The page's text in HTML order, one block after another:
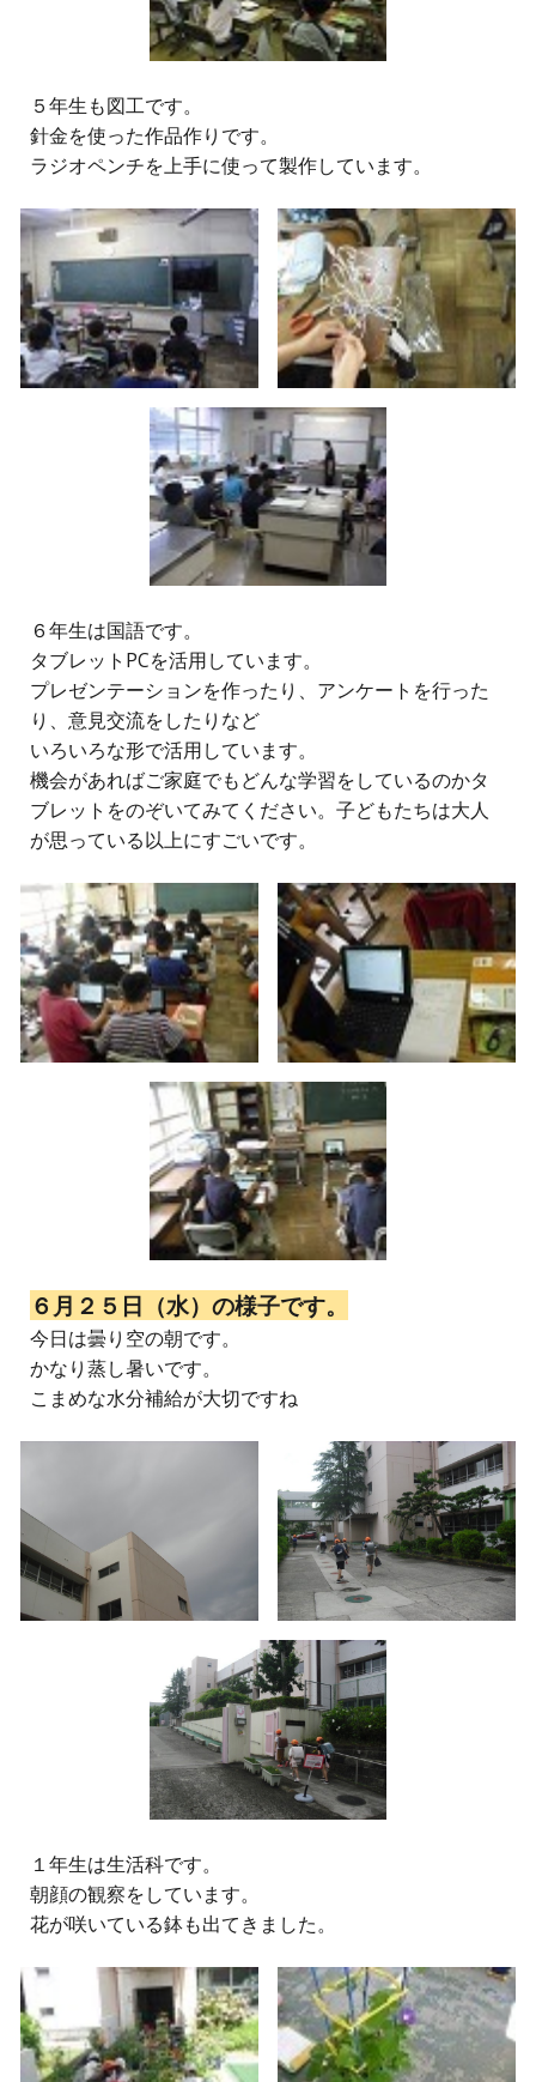
５年生も図工です。
針金を使った作品作りです。
ラジオペンチを上手に使って製作しています。
６年生は国語です。
タブレットPCを活用しています。
プレゼンテーションを作ったり、アンケートを行った
り、意見交流をしたりなど
いろいろな形で活用しています。
機会があればご家庭でもどんな学習をしているのかタ
ブレットをのぞいてみてください。子どもたちは大人
が思っている以上にすごいです。
６月２５日（水）の様子です。
今日は曇り空の朝です。
かなり蒸し暑いです。
こまめな水分補給が大切ですね
１年生は生活科です。
朝顔の観察をしています。
花が咲いている鉢も出てきました。